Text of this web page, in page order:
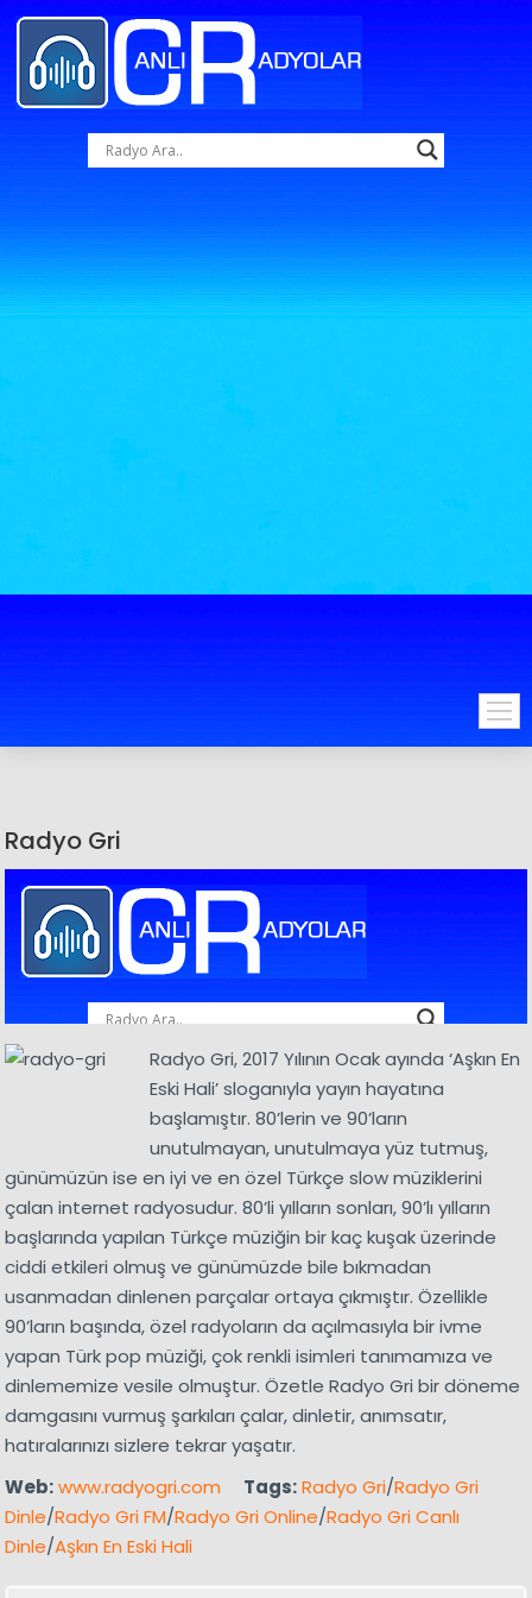
Radyo Gri
Radyo Gri, 2017 Yılının Ocak ayında ‘Aşkın En
Eski Hali’ sloganıyla yayın hayatına
başlamıştır. 80’lerin ve 90’ların
unutulmayan, unutulmaya yüz tutmuş,
günümüzün ise en iyi ve en özel Türkçe slow müziklerini
çalan internet radyosudur. 80’li yılların sonları, 90’lı yılların
başlarında yapılan Türkçe müziğin bir kaç kuşak üzerinde
ciddi etkileri olmuş ve günümüzde bile bıkmadan
usanmadan dinlenen parçalar ortaya çıkmıştır. Özellikle
90’ların başında, özel radyoların da açılmasıyla bir ivme
yapan Türk pop müziği, çok renkli isimleri tanımamıza ve
dinlememize vesile olmuştur. Özetle Radyo Gri bir döneme
damgasını vurmuş şarkıları çalar, dinletir, anımsatır,
hatıralarınızı sizlere tekrar yaşatır.
Web:www.radyogri.com Tags:Radyo Gri/Radyo Gri
Dinle/Radyo Gri FM/Radyo Gri Online/Radyo Gri Canlı
Dinle/Aşkın En Eski Hali